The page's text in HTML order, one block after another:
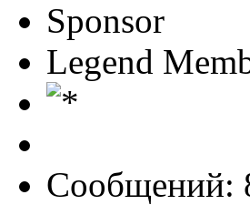
Sponsor
Legend
Сообщений: